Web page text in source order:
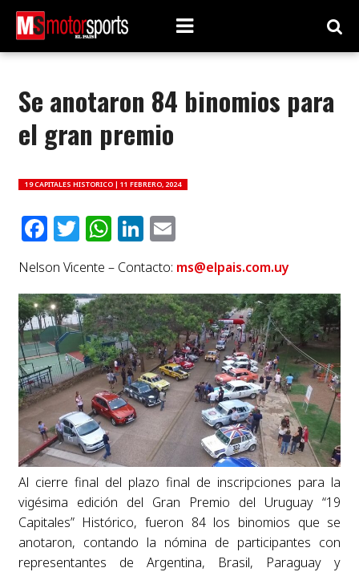
Se anotaron 84 binomios para
el gran premio
19 CAPITALES HISTORICO | 11 FEBRERO, 2024
Facebook
Twitter
WhatsApp
LinkedIn
Email
Nelson Vicente – Contacto: ms@elpais.com.uy
Al cierre final del plazo final de inscripciones para la
vigésima edición del Gran Premio del Uruguay “19
Capitales” Histórico, fueron 84 los binomios que se
anotaron, contando la nómina de participantes con
representantes de Argentina, Brasil, Paraguay y